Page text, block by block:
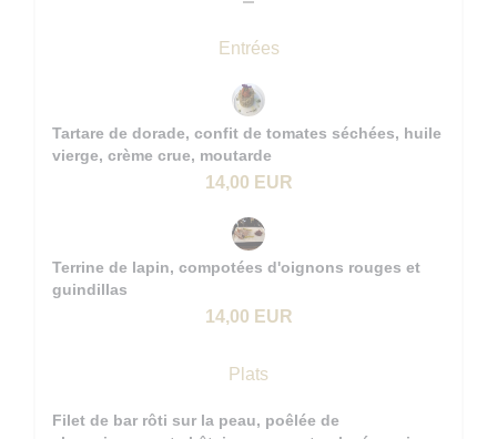
Entrées
Tartare de dorade, confit de tomates séchées, huile
vierge, crème crue, moutarde
14,00 EUR
Terrine de lapin, compotées d'oignons rouges et
guindillas
14,00 EUR
Plats
Filet de bar rôti sur la peau, poêlée de